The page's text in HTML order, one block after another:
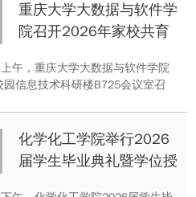
重庆大学大数据与软件学
院召开2026年家校共育
午，重庆大学大数据与软件学院
园信息技术科研楼B725会议室召
记萧倩、副院长蔡斌、全体辅导员
生家长参会，会议由文俊浩主持。
化学化工学院举行2026
届学生毕业典礼暨学位授